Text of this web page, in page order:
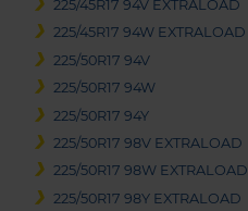
225/45R17 94V EXTRALOAD
225/45R17 94W EXTRALOAD
225/50R17 94V
225/50R17 94W
225/50R17 94Y
225/50R17 98V EXTRALOAD
225/50R17 98W EXTRALOAD
225/50R17 98Y EXTRALOAD